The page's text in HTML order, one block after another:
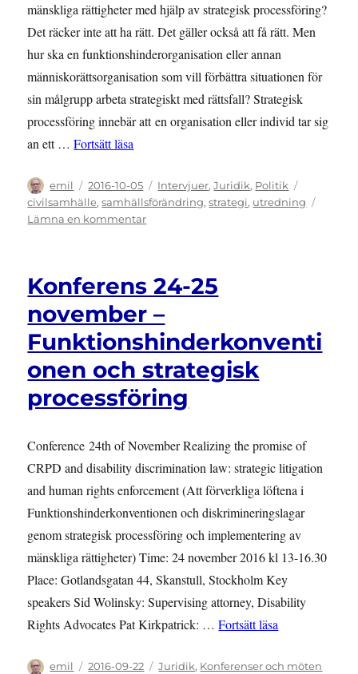
mänskliga rättigheter med hjälp av strategisk processföring?
Det räcker inte att ha rätt. Det gäller också att få rätt. Men
hur ska en funktionshinderorganisation eller annan
människorättsorganisation som vill förbättra situationen för
sin målgrupp arbeta strategiskt med rättsfall? Strategisk
processföring innebär att en organisation eller individ tar sig
an ett …Fortsätt läsa
Författare
emil
Publicerat
den
2016-10-05 Kategorier
Intervjuer,Juridik, Politik
civilsamhälle,samhällsförändring,strategi, utredning
Lämna en kommentartill
Konferens 24-25
november –
Funktionshinderkonventi
onen och strategisk
processföring
Conference 24th of November Realizing the promise of
CRPD and disability discrimination law: strategic litigation
and human rights enforcement (Att förverkliga löftena i
Funktionshinderkonventionen och diskrimineringslagar
genom strategisk processföring och implementering av
mänskliga rättigheter) Time: 24 november 2016 kl 13-16.30
Place: Gotlandsgatan 44, Skanstull, Stockholm Key
speakers Sid Wolinsky: Supervising attorney, Disability
Rights Advocates Pat Kirkpatrick: …Fortsätt läsa
Författare
emil
Publicerat
2016-09-22 Kategorier
Juridik, Konferenser och möten